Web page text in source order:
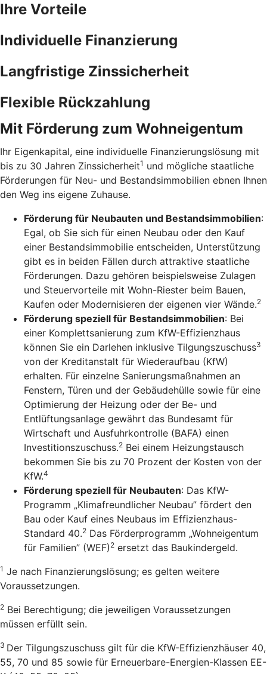
Ihre Vorteile
Individuelle Finanzierung
Langfristige Zinssicherheit
Flexible Rückzahlung
Mit Förderung zum Wohneigentum
Ihr Eigenkapital, eine individuelle Finanzierungslösung mit
bis zu 30 Jahren Zinssicherheit1 und mögliche staatliche
Förderungen für Neu- und Bestandsimmobilien ebnen Ihnen
den Weg ins eigene Zuhause.
Förderung für Neubauten und Bestandsimmobilien:
Egal, ob Sie sich für einen Neubau oder den Kauf
einer Bestandsimmobilie entscheiden, Unterstützung
gibt es in beiden Fällen durch attraktive staatliche
Förderungen. Dazu gehören beispielsweise Zulagen
und Steuervorteile mit Wohn-Riester beim Bauen,
Kaufen oder Modernisieren der eigenen vier Wände.2
Förderung speziell für Bestandsimmobilien: Bei
einer Komplettsanierung zum KfW-Effizienzhaus
können Sie ein Darlehen inklusive Tilgungszuschuss3
von der Kreditanstalt für Wiederaufbau (KfW)
erhalten. Für einzelne Sanierungsmaßnahmen an
Fenstern, Türen und der Gebäudehülle sowie für eine
Optimierung der Heizung oder der Be- und
Entlüftungsanlage gewährt das Bundesamt für
Wirtschaft und Ausfuhrkontrolle (BAFA) einen
Investitionszuschuss.2 Bei einem Heizungstausch
bekommen Sie bis zu 70 Prozent der Kosten von der
KfW.4
Förderung speziell für Neubauten: Das KfW-
Programm „Klimafreundlicher Neubau” fördert den
Bau oder Kauf eines Neubaus im Effizienzhaus-
Standard 40.2 Das Förderprogramm „Wohneigentum
für Familien” (WEF) 2 ersetzt das Baukindergeld.
1 Je nach Finanzierungslösung; es gelten weitere
Voraussetzungen.
2 Bei Berechtigung; die jeweiligen Voraussetzungen
müssen erfüllt sein.
3 Der Tilgungszuschuss gilt für die KfW-Effizienzhäuser 40,
55, 70 und 85 sowie für Erneuerbare-Energien-Klassen EE-